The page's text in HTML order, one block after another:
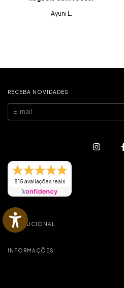
Ayuni L.
RECEBA NOVIDADES
815 avaliações reais
INSTITUCIONAL
INFORMAÇÕES